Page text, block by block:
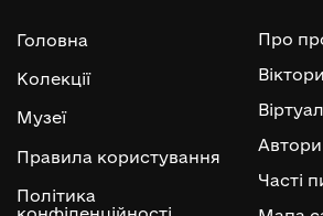
Головна
Колекції
Музеї
Правила користування
Політика
Про
Автори
Часті